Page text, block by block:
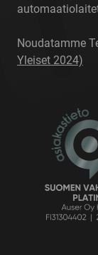
Noudatamme
Yleiset 2024)